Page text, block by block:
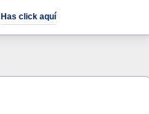
Has click aquí